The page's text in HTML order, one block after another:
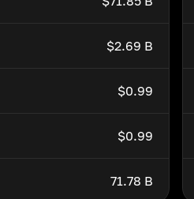
$2.69 B
$0.99
$0.99
71.78 B